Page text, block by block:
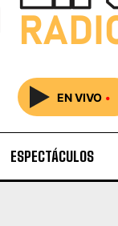
EN VIVO •
ESPECTÁCULOS